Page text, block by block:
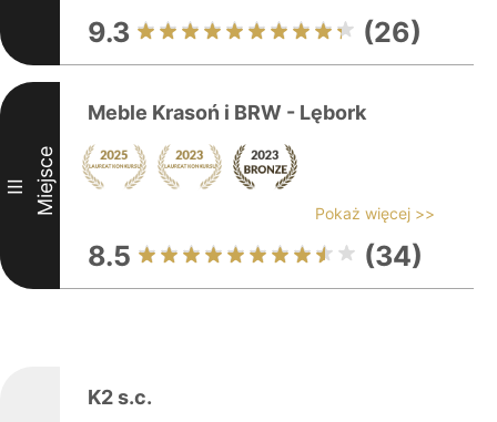
9.3 (26)
III Miejsce
Meble Krasoń i BRW - Lębork
Pokaż więcej >>
8.5 (34)
K2 s.c.